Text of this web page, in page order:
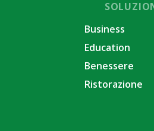
Business
Education
Benessere
Ristorazione